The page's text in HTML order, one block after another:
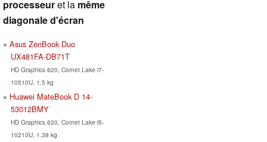
processeuret la même
diagonale d'écran
Asus ZenBook Duo
UX481FA-DB71T
HD Graphics 620, Comet Lake i7-
10510U, 1.5 kg
Huawei MateBook D 14-
53012BMY
HD Graphics 620, Comet Lake i5-
10210U, 1.38 kg